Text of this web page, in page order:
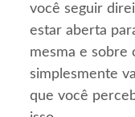
você seguir
estar aberta
mesma e sobre
simplesmente
que você